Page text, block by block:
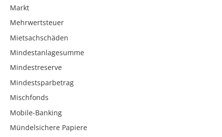
Markt
Mehrwertsteuer
Mietsachschäden
Mindestanlagesumme
Mindestreserve
Mindestsparbetrag
Mischfonds
Mobile-Banking
Mündelsichere Papiere